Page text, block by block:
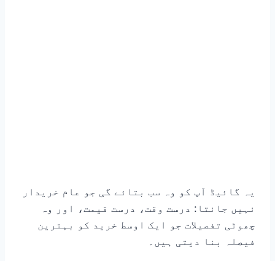
یہ گائیڈ آپ کو وہ سب بتائے گی جو عام خریدار
نہیں جانتا: درست وقت، درست قیمت، اور وہ
چھوٹی تفصیلات جو ایک اوسط خرید کو بہترین
فیصلہ بنا دیتی ہیں۔